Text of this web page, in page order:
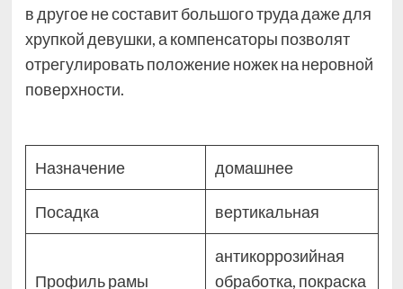
в другое не составит большого труда даже для
хрупкой девушки, а компенсаторы позволят
отрегулировать положение ножек на неровной
поверхности.
Назначение домашнее
Посадка вертикальная
Профиль рамы
антикоррозийная
обработка, покраска